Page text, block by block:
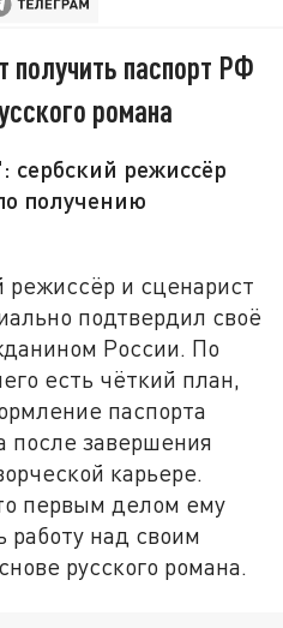
получить паспорт РФ
романа
сербский режиссёр
получению
и сценарист
подтвердил своё
России. По
есть чёткий план,
паспорта
после завершения
карьере.
первым делом ему
работу над своим
русского романа.